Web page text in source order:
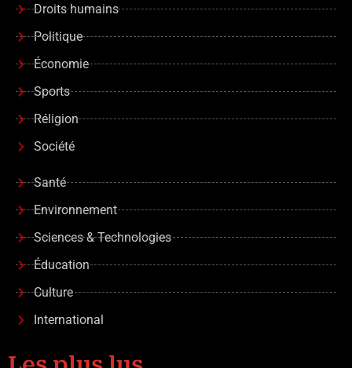
Droits humains
Politique
Économie
Sports
Réligion
Société
Santé
Environnement
Sciences & Technologies
Éducation
Culture
International